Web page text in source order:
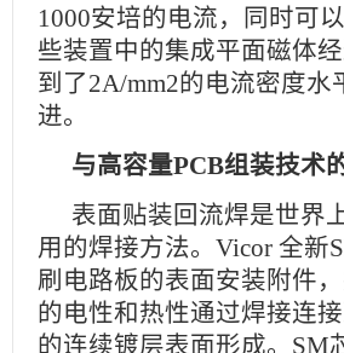
1000安培的电流，同时可
些装置中的集成平面磁体
到了2A/mm2的电流密度
进。
与高容量PCB组装技术
表面贴装回流焊是世界
用的焊接方法。Vicor 全新
刷电路板的表面安装附件
的电性和热性通过焊接连
的连续镀层表面形成。SM